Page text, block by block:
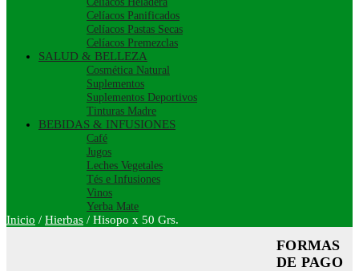
Celíacos Panificados
Celíacos Pastas Secas
Celíacos Premezclas
SALUD & BELLEZA
Cosmética Natural
Suplementos
Suplementos Deportivos
Tinturas Madre
BEBIDAS & INFUSIONES
Café
Jugos
Leches Vegetales
Tés e Infusiones
Vinos
Yerba Mate
Inicio / Hierbas / Hisopo x 50 Grs.
FORMAS
DE PAGO